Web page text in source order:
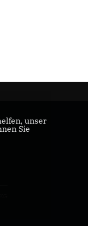
unser
Sie